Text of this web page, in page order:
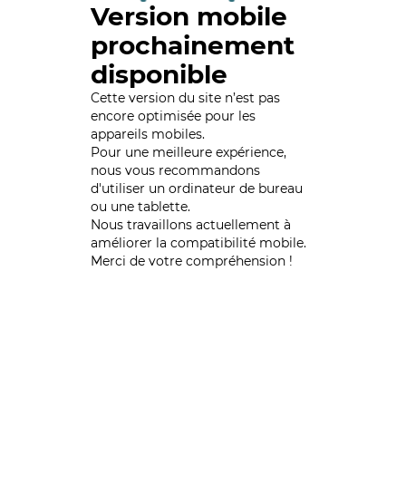
Version mobile
prochainement
disponible
Cette version du site n’est pas
encore optimisée pour les
appareils mobiles.
Pour une meilleure expérience,
nous vous recommandons
d'utiliser un ordinateur de bureau
ou une tablette.
Nous travaillons actuellement à
améliorer la compatibilité mobile.
Merci de votre compréhension !